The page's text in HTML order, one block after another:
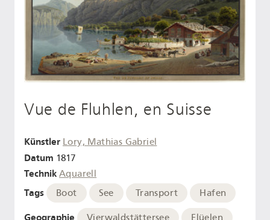
Vue de Fluhlen, en Suisse
Künstler Lory, Mathias Gabriel
Datum 1817
Technik Aquarell
Tags Boot See Transport Hafen
Geographie Vierwaldstättersee Flüelen